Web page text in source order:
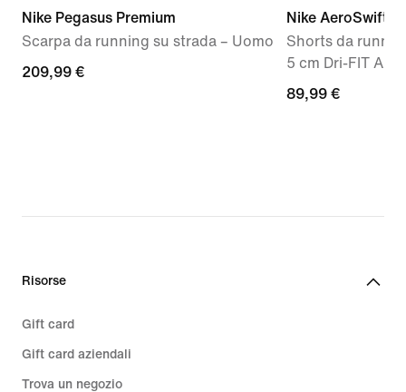
Nike Pegasus Premium
Scarpa da running su strada – Uomo
209,99
209,99 €
Nike AeroSwift
Shorts da
5 cm Dri-FIT
89,99
89,99 €
Risorse
Gift card
Gift card aziendali
Trova un negozio